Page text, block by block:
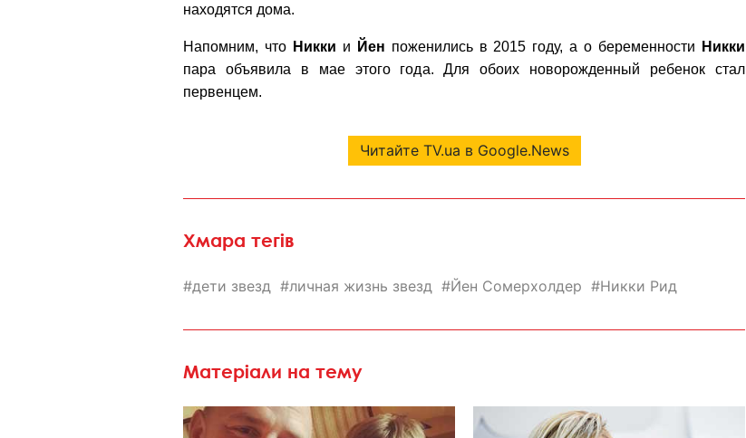
находятся дома.
Напомним, что Никки и Йен поженились в 2015 году, а о беременности Никки
пара объявила в мае этого года. Для обоих новорожденный ребенок стал
первенцем.
Читайте TV.ua в Google.News
Хмара тегів
дети звезд личная жизнь звезд Йен Сомерхолдер Никки Рид
Матеріали на тему